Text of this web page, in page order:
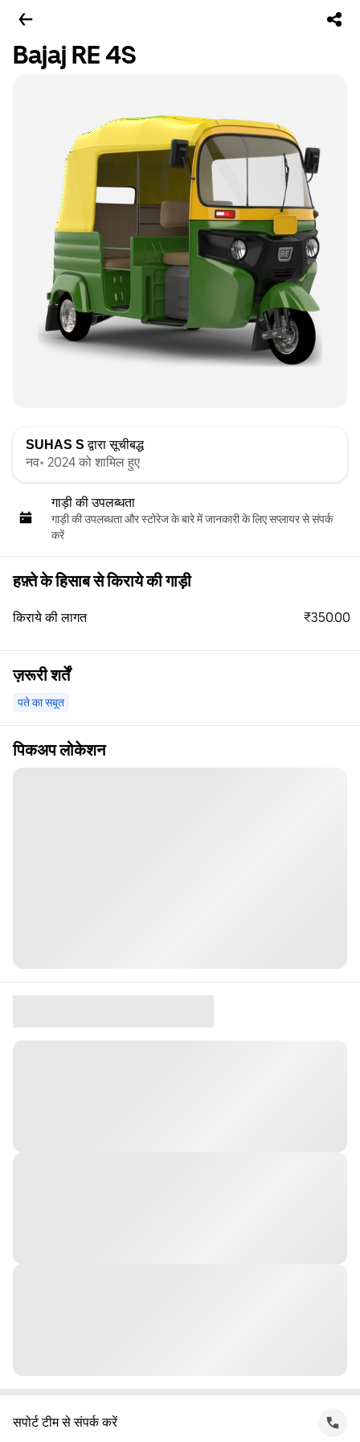
Bajaj RE 4S
SUHAS S द्वारा सूचीबद्ध
नव॰ 2024 को शामिल हुए
गाड़ी की उपलब्धता
गाड़ी की उपलब्धता और स्‍टोरेज के बारे में जानकारी के लिए सप्लायर से संपर्क
करें
हफ़्ते के हिसाब से किराये की गाड़ी
किराये की लागत ₹350.00
ज़रूरी शर्तें
पते का सबूत
पिकअप लोकेशन
सपोर्ट टीम से संपर्क करें